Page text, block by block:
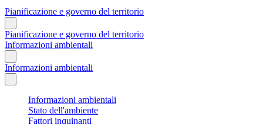
Pianificazione e governo del territorio
Pianificazione e governo del territorio
Informazioni ambientali
Informazioni ambientali
Informazioni ambientali
Stato dell'ambiente
Fattori inquinanti